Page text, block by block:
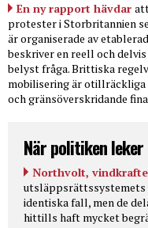
En ny rapport hävdar
protester i Storbritannien
är organiserade av
beskriver en reell och
belyst fråga. Brittiska
mobilisering är
och gränsöverskridande
När politiken leker
Northvolt,
utsläppsrättssystemets
identiska fall, men de
hittills haft mycket